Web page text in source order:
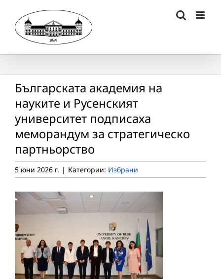
content
Българската академия на
науките и Русенският
университет подписаха
меморандум за стратегическо
партньорство
5 юни 2026 г. | Категории: Избрани